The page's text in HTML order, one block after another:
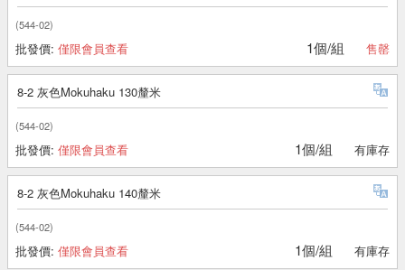
(544-02)
批發價: 僅限會員查看 1個/組 售罄
8-2 灰色Mokuhaku 130釐米
(544-02)
批發價: 僅限會員查看 1個/組 有庫存
8-2 灰色Mokuhaku 140釐米
(544-02)
批發價: 僅限會員查看 1個/組 有庫存